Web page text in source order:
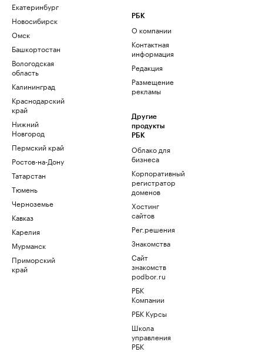
Екатеринбург
Новосибирск
Омск
Башкортостан
Вологодская
область
Калининград
Краснодарский
край
Нижний
Новгород
Пермский край
Ростов-на-Дону
Татарстан
Тюмень
Черноземье
Кавказ
Карелия
Мурманск
Приморский
край
РБК
О компании
Контактная
информация
Редакция
Размещение
рекламы
Другие
продукты
РБК
Облако для
бизнеса
Корпоративный
регистратор
доменов
Хостинг
сайтов
Рег.решения
Знакомства
Сайт
знакомств
podbor.ru
РБК
Компании
РБК Курсы
Школа
управления
РБК